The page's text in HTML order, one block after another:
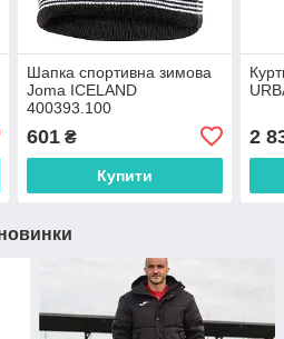
Шапка спортивна зимова
Joma ICELAND
400393.100
601₴
Купити
2